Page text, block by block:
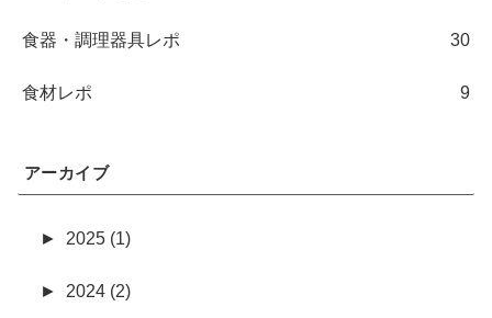
食器・調理器具レポ 30
食材レポ 9
アーカイブ
► 2025 (1)
► 2024 (2)